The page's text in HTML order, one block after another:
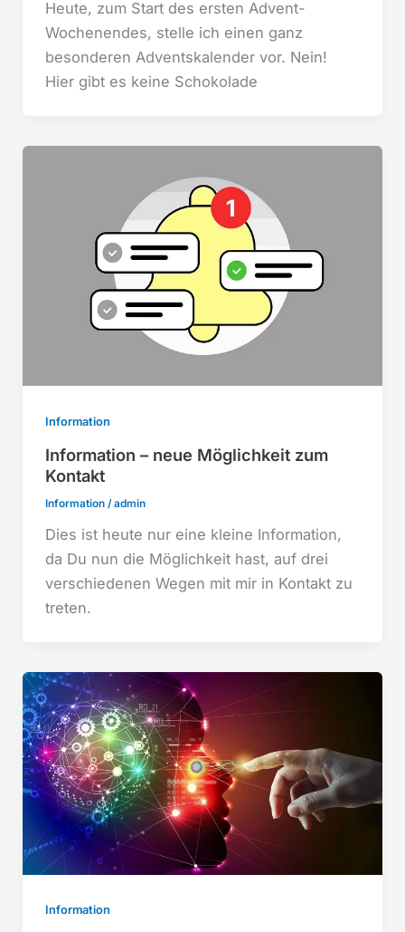
Heute, zum Start des ersten Advent-
Wochenendes, stelle ich einen ganz
besonderen Adventskalender vor. Nein!
Hier gibt es keine Schokolade
Information
Information – neue Möglichkeit zum
Kontakt
Information/admin
Dies ist heute nur eine kleine Information,
da Du nun die Möglichkeit hast, auf drei
verschiedenen Wegen mit mir in Kontakt zu
treten.
Information